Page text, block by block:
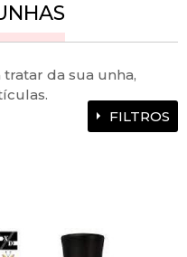
da sua unha,
FILTROS